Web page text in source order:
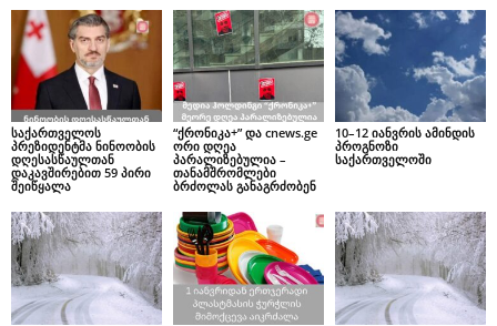
საქართველოს
პრეზიდენტმა ნინოობის
დღესასწაულთან
დაკავშირებით 59 პირი
შეიწყალა
“ქრონიკა+” და cnews.ge
ორი დღეა
პარალიზებულია –
თანამშრომლები
ბრძოლას განაგრძობენ
10–12 იანვრის ამინდის
პროგნოზი
საქართველოში